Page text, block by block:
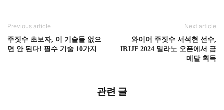
Previous article
주짓수 초보자, 이 기술들 없으
면 안 된다! 필수 기술 10가지
Next article
와이어 주짓수 서석현 선수,
IBJJF 2024 밀라노 오픈에서 금
메달 획득
관련 글